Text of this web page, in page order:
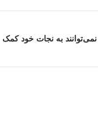
نمی‌توانند به نجات خود کمک